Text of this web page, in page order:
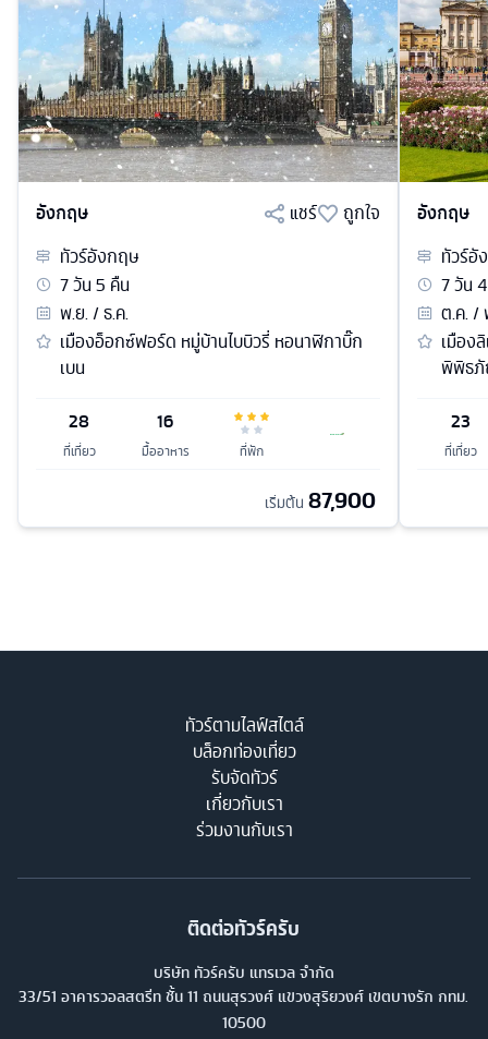
อังกฤษ แชร์
ถูกใจ
ทัวร์อังกฤษ
7วัน5 คืน
พ.ย. / ธ.ค.
เมืองอ็อกซ์ฟอร์ด หมู่บ้านไบบิวรี่ หอนาฬิกาบิ๊ก
เบน
28
ที่เที่ยว
16
มื้ออาหาร ที่พัก
เริ่มต้น 87,900
อังกฤษ
ทัวร์อั
7วัน4
ต.ค. /
เมือง
พิพิธ
23
ที่เที่ยว
ทัวร์ตามไลฟ์สไตล์
บล็อกท่องเที่ยว
รับจัดทัวร์
เกี่ยวกับเรา
ร่วมงานกับเรา
ติดต่อทัวร์ครับ
บริษัท ทัวร์ครับ แทรเวล จำกัด
33/51 อาคารวอลสตรีท ชั้น 11 ถนนสุรวงศ์ แขวงสุริยวงศ์ เขตบางรัก กทม.
10500